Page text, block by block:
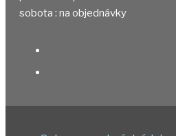
sobota : na objednávky